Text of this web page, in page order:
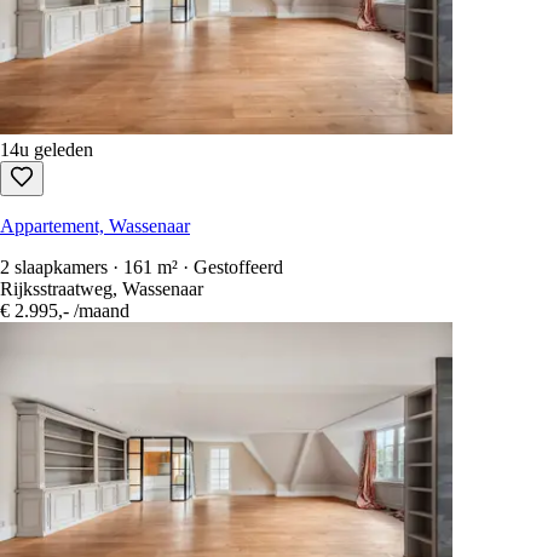
14u geleden
Appartement, Wassenaar
2 slaapkamers · 161 m² · Gestoffeerd
Rijksstraatweg, Wassenaar
€ 2.995,- /maand